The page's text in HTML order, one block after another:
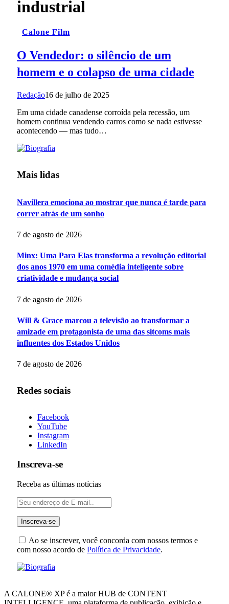
industrial
Calone Film
O Vendedor: o silêncio de um
homem e o colapso de uma cidade
Redação16 de julho de 2025
Em uma cidade canadense corroída pela recessão, um
homem continua vendendo carros como se nada estivesse
acontecendo — mas tudo…
Mais lidas
Navillera emociona ao mostrar que nunca é tarde para
correr atrás de um sonho
7 de agosto de 2026
Minx: Uma Para Elas transforma a revolução editorial
dos anos 1970 em uma comédia inteligente sobre
criatividade e mudança social
7 de agosto de 2026
Will & Grace marcou a televisão ao transformar a
amizade em protagonista de uma das sitcoms mais
influentes dos Estados Unidos
7 de agosto de 2026
Redes sociais
Facebook
YouTube
Instagram
LinkedIn
Inscreva-se
Receba as últimas notícias
Ao se inscrever, você concorda com nossos termos e
com nosso acordo de Política de Privacidade.
A CALONE® XP é a maior HUB de CONTENT